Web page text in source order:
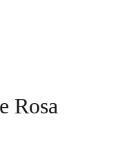
Rosa